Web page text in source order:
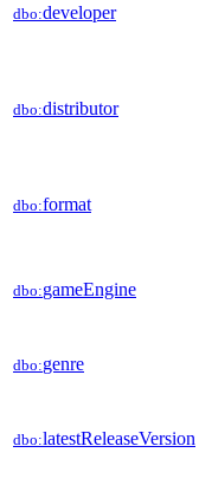
dbo:developer
dbo:distributor
dbo:format
dbo:gameEngine
dbo:genre
dbo:latestReleaseVersion